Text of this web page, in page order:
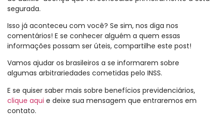
segurada.
Isso já aconteceu com você? Se sim, nos diga nos
comentários! E se conhecer alguém a quem essas
informações possam ser úteis, compartilhe este post!
Vamos ajudar os brasileiros a se informarem sobre
algumas arbitrariedades cometidas pelo INSS.
E se quiser saber mais sobre benefícios previdenciários,
clique aqui e deixe sua mensagem que entraremos em
contato.